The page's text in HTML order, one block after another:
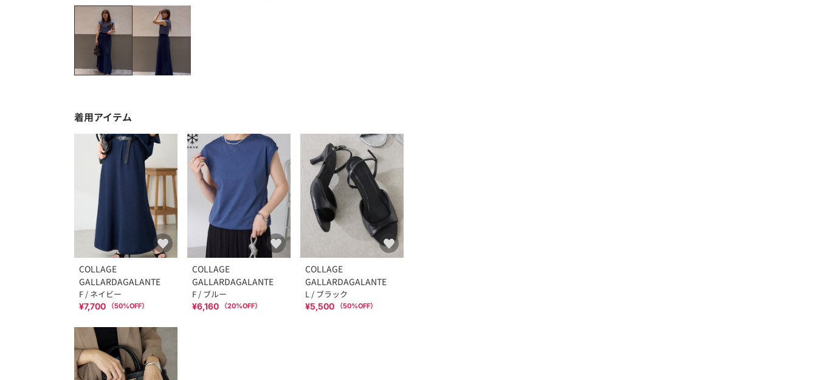
着用アイテム
COLLAGE
GALLARDAGALANTE
F / ネイビー
¥7,700 （50%OFF）
COLLAGE
GALLARDAGALANTE
F / ブルー
¥6,160 （20%OFF）
COLLAGE
GALLARDAGALANTE
L / ブラック
¥5,500 （50%OFF）